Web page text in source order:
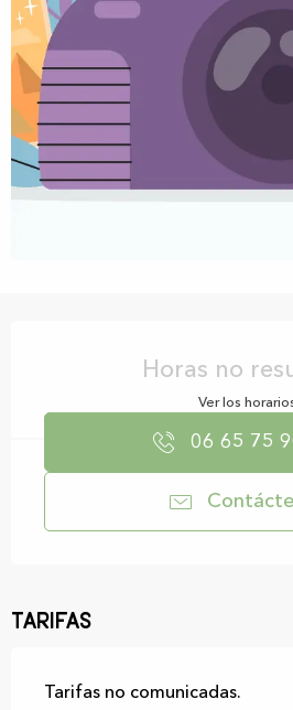
Horas no
Ver los
06 65 75
Tarifas
Tarifas no comunicadas.